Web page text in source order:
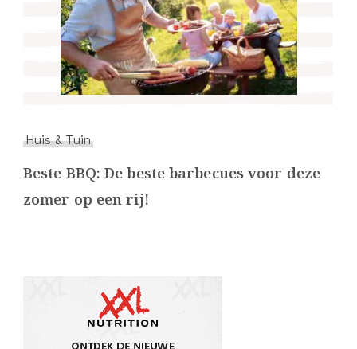
Huis & Tuin
Beste BBQ: De beste barbecues voor deze
zomer op een rij!